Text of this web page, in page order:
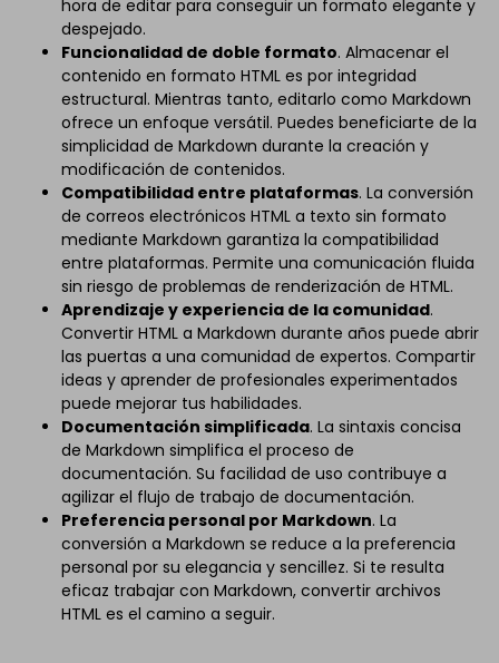
hora de editar para conseguir un formato elegante y
despejado.
Funcionalidad de doble formato. Almacenar el
contenido en formato HTML es por integridad
estructural. Mientras tanto, editarlo como Markdown
ofrece un enfoque versátil. Puedes beneficiarte de la
simplicidad de Markdown durante la creación y
modificación de contenidos.
Compatibilidad entre plataformas. La conversión
de correos electrónicos HTML a texto sin formato
mediante Markdown garantiza la compatibilidad
entre plataformas. Permite una comunicación fluida
sin riesgo de problemas de renderización de HTML.
Aprendizaje y experiencia de la comunidad.
Convertir HTML a Markdown durante años puede abrir
las puertas a una comunidad de expertos. Compartir
ideas y aprender de profesionales experimentados
puede mejorar tus habilidades.
Documentación simplificada. La sintaxis concisa
de Markdown simplifica el proceso de
documentación. Su facilidad de uso contribuye a
agilizar el flujo de trabajo de documentación.
Preferencia personal por Markdown. La
conversión a Markdown se reduce a la preferencia
personal por su elegancia y sencillez. Si te resulta
eficaz trabajar con Markdown, convertir archivos
HTML es el camino a seguir.